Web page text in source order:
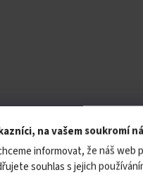
na vašem soukromí
informovat, že náš web
souhlas s jejich